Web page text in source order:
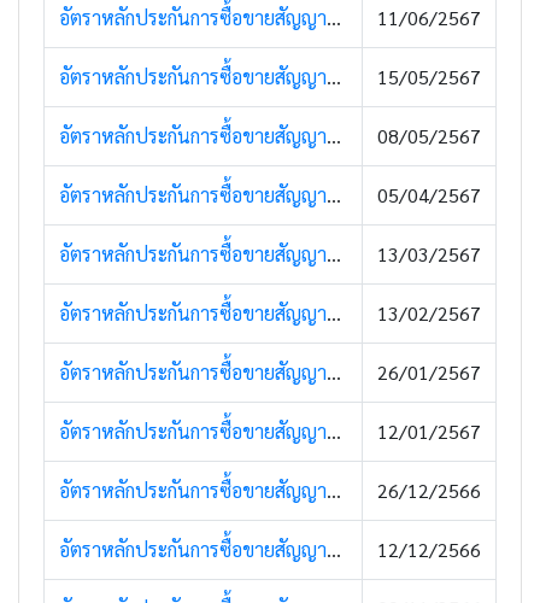
อัตราหลักประกันการซื้อขายสัญญาซื้อขายล่วงหน้า (11 มิถุนายน 2567) 11/06/2567
อัตราหลักประกันการซื้อขายสัญญาซื้อขายล่วงหน้า (16 พฤษภาคม 2567) 15/05/2567
อัตราหลักประกันการซื้อขายสัญญาซื้อขายล่วงหน้า (8 พฤษภาคม 2567) 08/05/2567
อัตราหลักประกันการซื้อขายสัญญาซื้อขายล่วงหน้า (9 เมษายน 2567) 05/04/2567
อัตราหลักประกันการซื้อขายสัญญาซื้อขายล่วงหน้า (13 มีนาคม 2567) 13/03/2567
อัตราหลักประกันการซื้อขายสัญญาซื้อขายล่วงหน้า (14 กุมภาพันธ์ 2567) 13/02/2567
อัตราหลักประกันการซื้อขายสัญญาซื้อขายล่วงหน้า (26 มกราคม 2567) 26/01/2567
อัตราหลักประกันการซื้อขายสัญญาซื้อขายล่วงหน้า (11 มกราคม 2567) 12/01/2567
อัตราหลักประกันการซื้อขายสัญญาซื้อขายล่วงหน้า (26 ธันวาคม 2566) 26/12/2566
อัตราหลักประกันการซื้อขายสัญญาซื้อขายล่วงหน้า (13 ธันวาคม 2566) 12/12/2566